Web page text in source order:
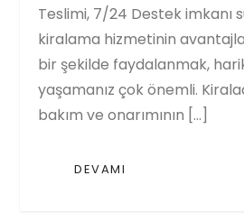
Teslimi, 7/24 Destek imkanı
kiralama hizmetinin
bir şekilde faydalanmak,
yaşamanız çok önemli.
bakım ve onarımının […]
DEVAMI